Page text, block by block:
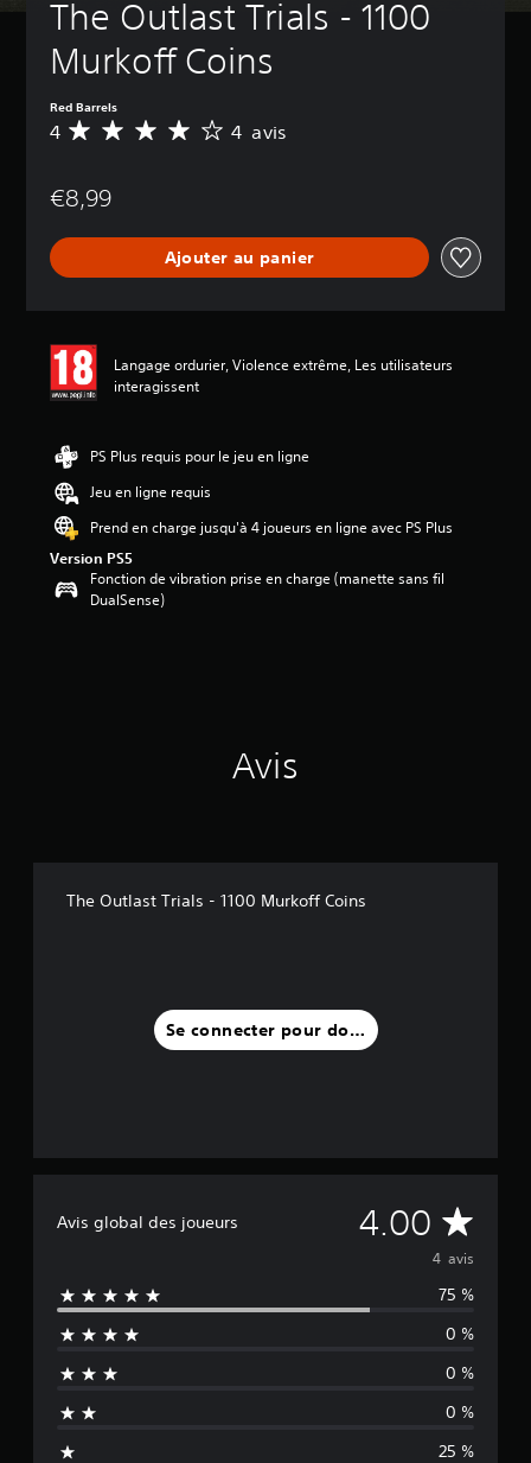
The Outlast Trials - 1100
Murkoff Coins
Red Barrels
M
e
n
e
a
i
é
o
i
4 4 avis
€8,99
Ajouter au panier
Langage ordurier, Violence extrême, Les utilisateurs
interagissent
PS Plus requis pour le jeu en ligne
Jeu en ligne requis
Prend en charge jusqu'à 4 joueurs en ligne avec PS Plus
Version PS5
Fonction de vibration prise en charge (manette sans fil
DualSense)
Avis
The Outlast Trials - 1100 Murkoff Coins
Se connecter pour donner un avis
Avis global des joueurs 4.00 M
o
y
e
n
n
4 avis
75 %
0 %
0 %
0 %
25 %